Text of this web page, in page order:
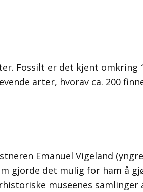
Fossilt er det kjent omkring
arter, hvorav ca. 200
Emanuel Vigeland
gjorde det mulig for ham å
museenes samlinger